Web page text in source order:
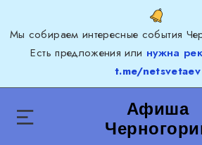
Мы собираем интересные события
Есть предложения или нужна
t.me/netsvetaev
Афиша